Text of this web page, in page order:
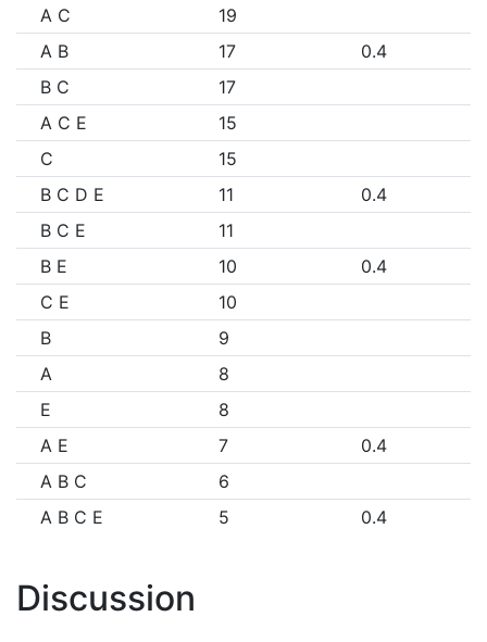
A C
19
A B
17
0.4
B C
17
A C E
15
C
15
B C D E
11
0.4
B C E
11
B E
10
0.4
C E
10
B
9
A
8
E
8
A E
7
0.4
A B C
6
A B C E
5 0.4
Discussion